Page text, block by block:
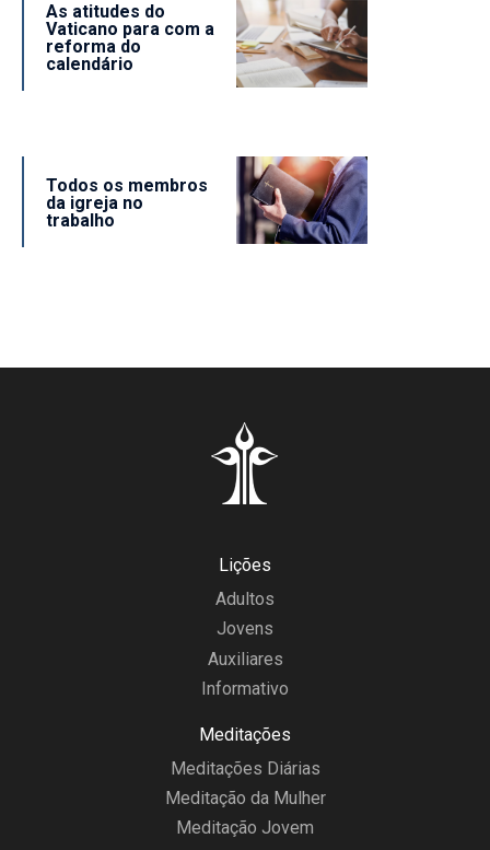
As atitudes do
Vaticano para com a
reforma do
calendário
Todos os membros
da igreja no
trabalho
Lições
Adultos
Jovens
Auxiliares
Informativo
Meditações
Meditações Diárias
Meditação da Mulher
Meditação Jovem